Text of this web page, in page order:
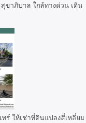
ขาภิบาล ใกล้ทางด่วน เดิน
ร์ ให้เช่าที่ดินแปลงสี่เหลี่ยม